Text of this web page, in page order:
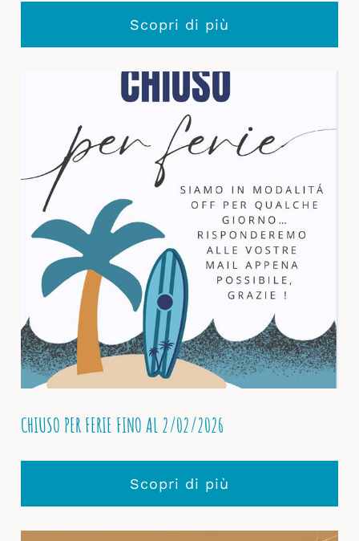
Scopri di più
CHIUSO PER FERIE FINO AL 2/02/2026
Scopri di più